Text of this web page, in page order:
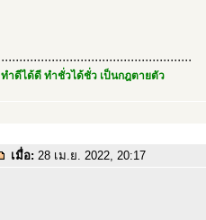
.....................................................
ทำดีได้ดี ทำชั่วได้ชั่ว เป็นกฎตายตัว
เมื่อ: 28 เม.ย. 2022, 20:17